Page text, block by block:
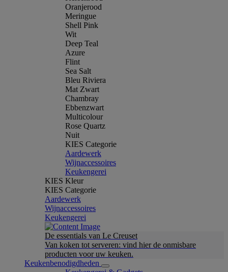
Oranjerood
Meringue
Shell Pink
Wit
Deep Teal
Azure
Flint
Sea Salt
Bleu Riviera
Mat Zwart
Chambray
Ebbenzwart
Multicolour
Rose Quartz
Nuit
KIES Categorie
Aardewerk
Wijnaccessoires
Keukengerei
KIES Kleur
KIES Categorie
Aardewerk
Wijnaccessoires
Keukengerei
De essentials van Le Creuset
Van koken tot serveren: vind hier de onmisbare
producten voor uw keuken.
Keukenbenodigdheden